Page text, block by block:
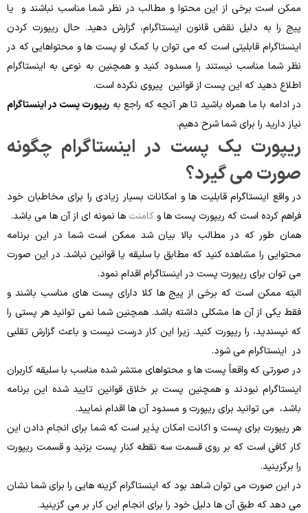
ممکن است برخی از این محتوا و مطالب در نظر شما مناسب نباشند و یا
پیج را به دلیل نقض قانون اینستاگرام، گزارش دهید. حال ریپورت کردن
اینستاگرام قابلیتی است که می‌ توان با کمک او پست‌ ها و محتواهایی که در
نظر شما مناسب نیستند را مسدود کنید و همچنین به نوعی به اینستاگرام
اطلاع دهید که این پست از قوانین پیروی نکرده‌ است.
در ادامه با ما همراه باشید تا هر آنچه که راجع‌ به ریپورت پست در اینستاگرام
نیاز دارید را برای شما شرح دهیم.
ریپورت یک پست در اینستاگرام چگونه
صورت می گیرد؟
در واقع اینستاگرام قابلیت‌ ها و امکانات بسیار زیادی را برای مخاطبان خود
فراهم کرده‌ است که ریپورت پست‌ ها و کامنت ‌ ها نمونه‌ ای از آن‌ ها می باشد.
همان‌ طور که در مطالب بالا بیان شد ممکن است شما در این برنامه
محتوایی را مشاهده کنید که مطابق با سلیقه یا قوانین نباشد. در این‌ صورت
می‌ توان برای ریپورت پست در اینستاگرام اقدام نمود.
البته ممکن است که برخی از پیج ها کلا دارای پست‌ های مناسب باشند و
فقط یکی از آن‌ ها مشکلی داشته باشد. همچنین شما نمی‌ توانید هر پستی را
که نپسندید، را ریپورت کنید. زیرا این کار درست نیست و باعث گزارش تقلبی
در اینستاگرام می‌ شود.
در صورتی‌ که واقعاً پست‌ ها و محتواهای منتشر شده مناسب با سلیقه کاربران
اینستاگرام نبودند و همچنین پست بر خلاق قوانین تایید شده این برنامه
باشد، می‌ توانید برای ریپورت و مسدود آن‌ ها اقدام نمایید.
هر ریپورت برای پست و اکانت امکان‌ پذیر است که شما برای انجام دادن این
کار کافی است که بر روی قسمت سه‌ نقطه‌ کنار پست بزنید و قسمت ریپورت
را برگزینید.
در این‌ صورت می‌ توان شاهد بود که اینستاگرام گزینه‌ هایی را برای شما نشان
می دهد که طبق آن ها دلیل خود را برای انجام این کار بر می گزینید.